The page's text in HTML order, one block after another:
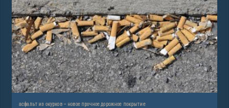
асфальт из окурков – новое прочное дорожное покрытие